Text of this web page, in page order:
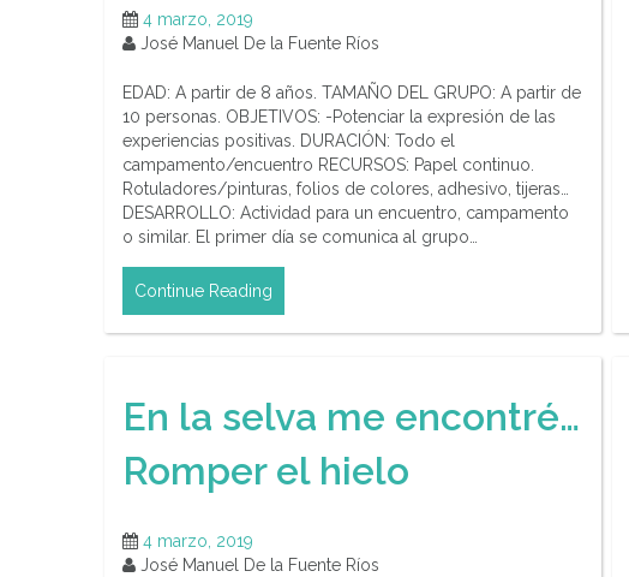
4 marzo, 2019
José Manuel De la Fuente Ríos
EDAD: A partir de 8 años. TAMAÑO DEL GRUPO: A partir de
10 personas. OBJETIVOS: -Potenciar la expresión de las
experiencias positivas. DURACIÓN: Todo el
campamento/encuentro RECURSOS: Papel continuo.
Rotuladores/pinturas, folios de colores, adhesivo, tijeras…
DESARROLLO: Actividad para un encuentro, campamento
o similar. El primer día se comunica al grupo…
Continue Reading
En la selva me encontré…
Romper el hielo
4 marzo, 2019
José Manuel De la Fuente Ríos